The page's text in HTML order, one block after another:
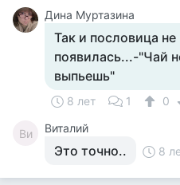
Дина Муртазина
Так и пословица
появилась...-"Чай
выпьешь"
8 лет 1 0
Ви Виталий
Это точно.. 8